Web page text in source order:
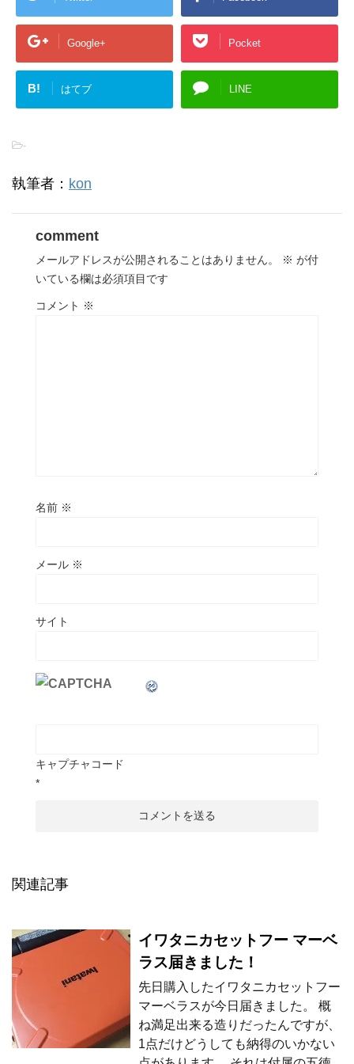
Google+ Pocket
B! はてブ LINE
-
執筆者： kon
comment
メールアドレスが公開されることはありません。 ※ が付
いている欄は必須項目です
コメント ※
名前 ※
メール ※
サイト
キャプチャコード
*
関連記事
イワタニカセットフー マーベ
ラス届きました！
先日購入したイワタニカセットフー
マーベラスが今日届きました。 概
ね満足出来る造りだったんですが、
1点だけどうしても納得のいかない